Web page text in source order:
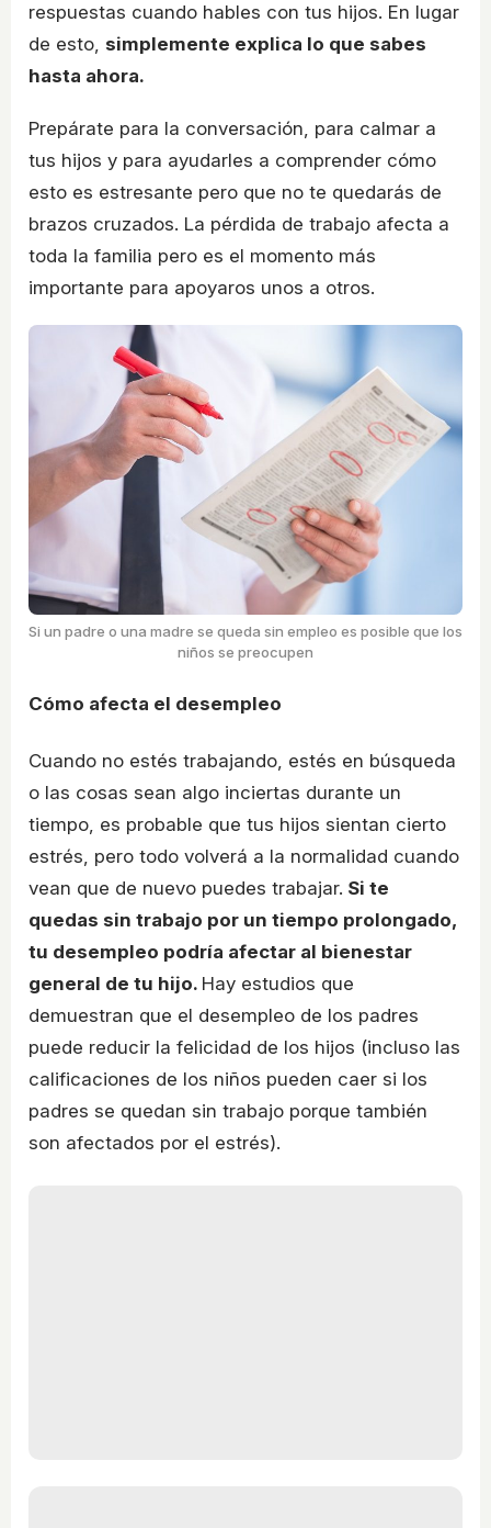
respuestas cuando hables con tus hijos. En lugar
de esto, simplemente explica lo que sabes
hasta ahora.
Prepárate para la conversación, para calmar a
tus hijos y para ayudarles a comprender cómo
esto es estresante pero que no te quedarás de
brazos cruzados. La pérdida de trabajo afecta a
toda la familia pero es el momento más
importante para apoyaros unos a otros.
Si un padre o una madre se queda sin empleo es posible que los
niños se preocupen
Cómo afecta el desempleo
Cuando no estés trabajando, estés en búsqueda
o las cosas sean algo inciertas durante un
tiempo, es probable que tus hijos sientan cierto
estrés, pero todo volverá a la normalidad cuando
vean que de nuevo puedes trabajar. Si te
quedas sin trabajo por un tiempo prolongado,
tu desempleo podría afectar al bienestar
general de tu hijo. Hay estudios que
demuestran que el desempleo de los padres
puede reducir la felicidad de los hijos (incluso las
calificaciones de los niños pueden caer si los
padres se quedan sin trabajo porque también
son afectados por el estrés).